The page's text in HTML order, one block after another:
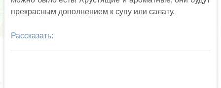
прекрасным дополнением к супу или салату.
Рассказать: